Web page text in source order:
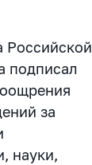
Российской
подписал
за
науки,